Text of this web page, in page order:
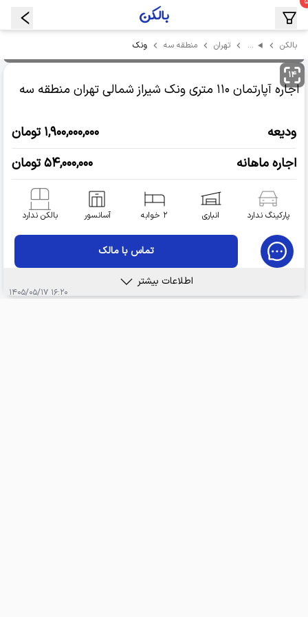
بالکن … تهران منطقه سه ونک
۱۴
اجاره آپارتمان ۱۱۰ متری ونک شیراز شمالی تهران منطقه سه
ودیعه
۱,۹۰۰,۰۰۰,۰۰۰ تومان
اجاره ماهانه
۵۴,۰۰۰,۰۰۰ تومان
پارکینگ ندارد انباری ۲ خوابه آسانسور بالکن ندارد
تماس با مالک
اطلاعات بیشتر
۱۶:۲۰ ۱۴۰۵/۰۵/۱۷